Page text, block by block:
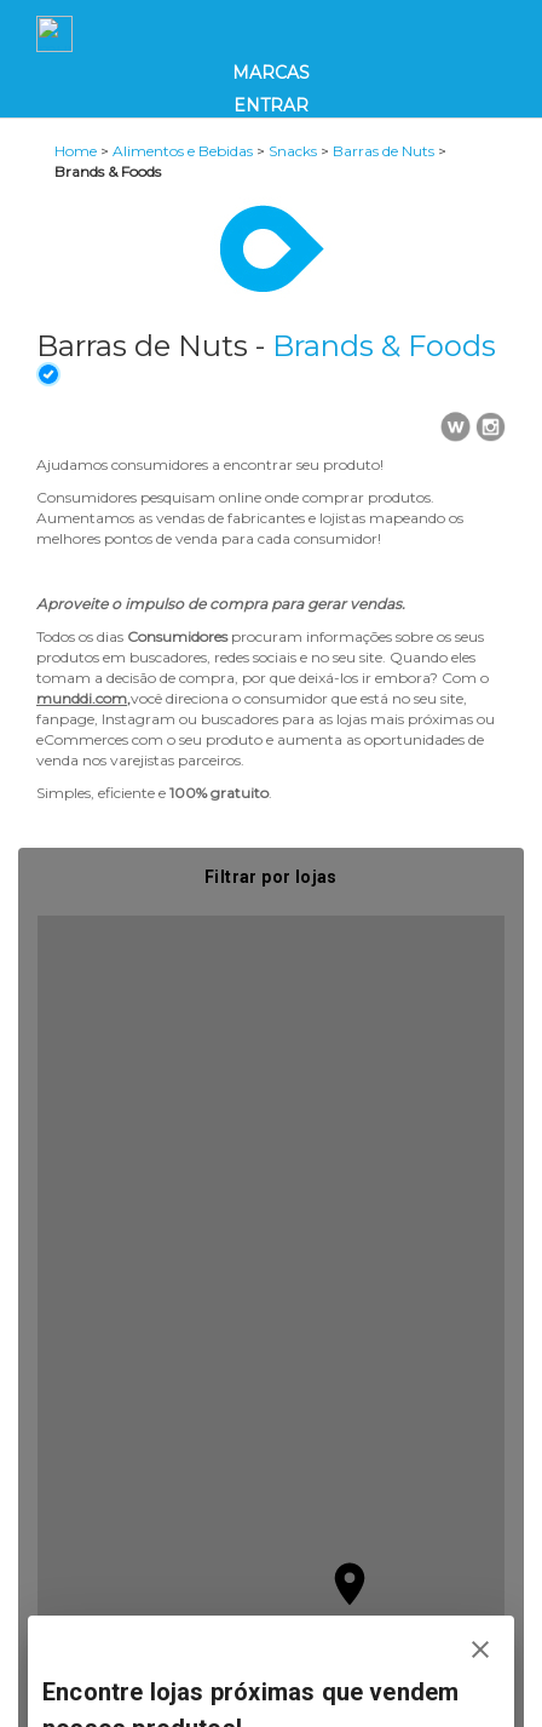
MARCAS
ENTRAR
Home > Alimentos e Bebidas > Snacks > Barras de Nuts >
Brands & Foods
Barras de Nuts - Brands & Foods
Ajudamos consumidores a encontrar seu produto!
Consumidores pesquisam online onde comprar produtos.
Aumentamos as vendas de fabricantes e lojistas mapeando os
melhores pontos de venda para cada consumidor!
Aproveite o impulso de compra para gerar vendas.
Todos os dias Consumidores procuram informações sobre os seus
produtos em buscadores, redes sociais e no seu site. Quando eles
tomam a decisão de compra, por que deixá-los ir embora? Com o
munddi.com,você direciona o consumidor que está no seu site,
fanpage, Instagram ou buscadores para as lojas mais próximas ou
eCommerces com o seu produto e aumenta as oportunidades de
venda nos varejistas parceiros.
Simples, eficiente e 100% gratuito.